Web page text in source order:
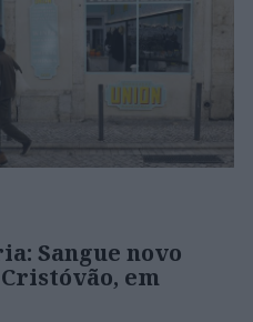
Sangue novo
Cristóvão, em